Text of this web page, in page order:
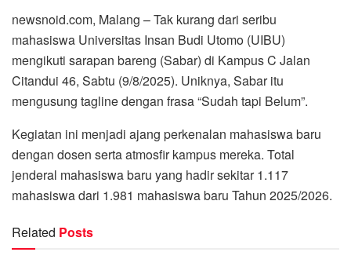
newsnoid.com, Malang – Tak kurang dari seribu
mahasiswa Universitas Insan Budi Utomo (UIBU)
mengikuti sarapan bareng (Sabar) di Kampus C Jalan
Citandui 46, Sabtu (9/8/2025). Uniknya, Sabar itu
mengusung tagline dengan frasa “Sudah tapi Belum”.
Kegiatan ini menjadi ajang perkenalan mahasiswa baru
dengan dosen serta atmosfir kampus mereka. Total
jenderal mahasiswa baru yang hadir sekitar 1.117
mahasiswa dari 1.981 mahasiswa baru Tahun 2025/2026.
Related Posts